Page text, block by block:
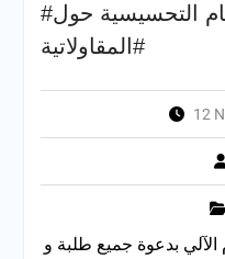
#إعلان لطلبة في إطار الأيام التحسيسية حول
#المقاولاتية
12
الآلي بدعوة جميع طلبة و